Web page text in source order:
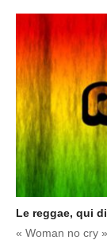
Le reggae, qui
« Woman no cry